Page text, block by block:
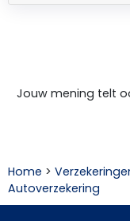
Jouw mening telt
Home >
Autoverzekering